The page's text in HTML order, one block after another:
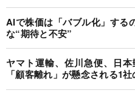
AIで株価は「バブル化」する
な“期待と不安”
ヤマト運輸、佐川急便、日
「顧客離れ」が懸念される1